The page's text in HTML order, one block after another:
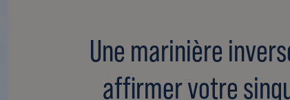
Une marinière
affirmer votre